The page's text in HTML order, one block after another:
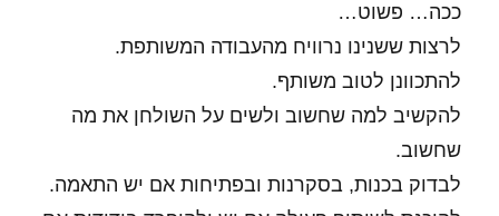
ככה… פשוט…
לרצות ששנינו נרוויח מהעבודה המשותפת.
להתכוונן לטוב משותף.
להקשיב למה שחשוב ולשים על השולחן את מה
שחשוב.
לבדוק בכנות, בסקרנות ובפתיחות אם יש התאמה.